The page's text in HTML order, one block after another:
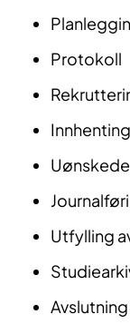
Protokoll
Utfylling